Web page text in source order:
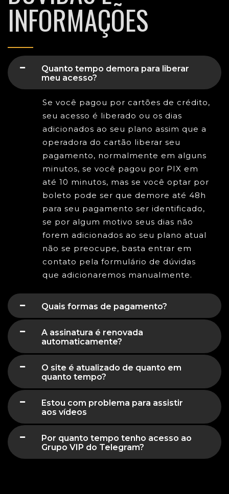
INFORMAÇÕES
Quanto tempo demora para liberar
meu acesso?
Se você pagou por cartões de crédito,
seu acesso é liberado ou os dias
adicionados ao seu plano assim que a
operadora do cartão liberar seu
pagamento, normalmente em alguns
minutos, se você pagou por PIX em
até 10 minutos, mas se você optar por
boleto pode ser que demore até 48h
para seu pagamento ser identificado,
se por algum motivo seus dias não
forem adicionados ao seu plano atual
não se preocupe, basta entrar em
contato pela formulário de dúvidas
que adicionaremos manualmente.
Quais formas de pagamento?
A assinatura é renovada
automaticamente?
O site é atualizado de quanto em
quanto tempo?
Estou com problema para assistir
aos vídeos
Por quanto tempo tenho acesso ao
Grupo VIP do Telegram?